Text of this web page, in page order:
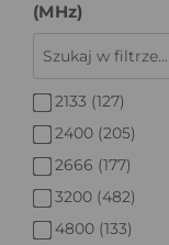
(MHz)
2133 (127)
2400 (205)
2666 (177)
3200 (482)
4800 (133)